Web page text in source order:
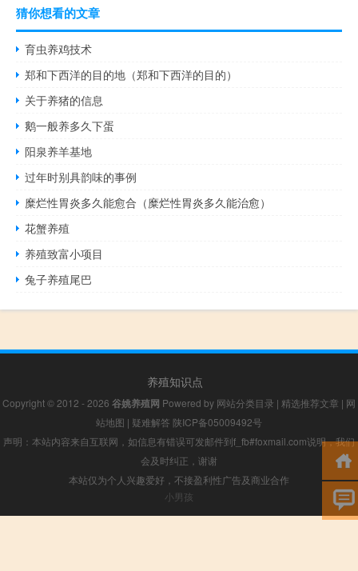
猜你想看的文章
育虫养鸡技术
郑和下西洋的目的地（郑和下西洋的目的）
关于养猪的信息
鹅一般养多久下蛋
阳泉养羊基地
过年时别具韵味的事例
糜烂性胃炎多久能愈合（糜烂性胃炎多久能治愈）
花蟹养殖
养殖致富小项目
兔子养殖尾巴
养殖知识点
Copyright © 2012 - 2026 谷姚养殖网 Powered by 网站分类目录 | 精选推荐文章 | 网
站地图 | 疑难解答 陕ICP备05009492号
声明：本站内容来自互联网，如信息有错误可发邮件到f_fb#foxmail.com说明，我们
会及时纠正，谢谢
本站仅为个人兴趣爱好，不接盈利性广告及商业合作
小男孩